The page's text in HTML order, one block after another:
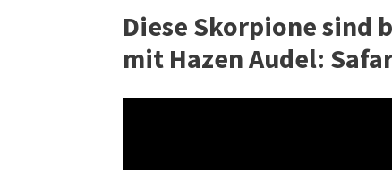
Diese Skorpione sind
mit Hazen Audel: